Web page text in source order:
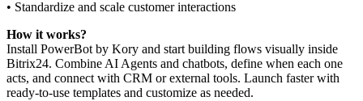
• Standardize and scale customer interactions
How it works?
Install PowerBot by Kory and start building flows visually inside
Bitrix24. Combine AI Agents and chatbots, define when each one
acts, and connect with CRM or external tools. Launch faster with
ready-to-use templates and customize as needed.